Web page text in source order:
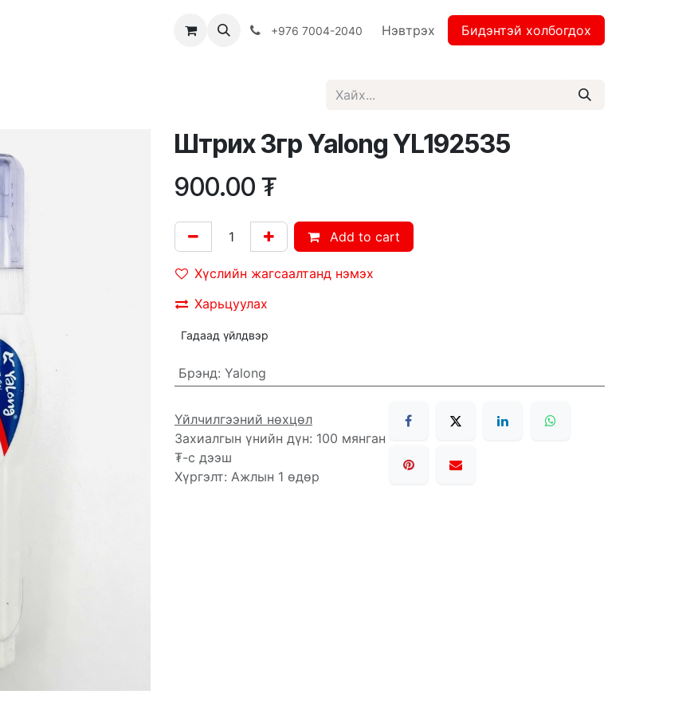
Хямдрал ♻️ Эко шогол+976 7004-2040 Нэвтрэх Бидэнтэй холбогдох
Штрих 3гр Yalong YL192535
900.00 ₮
Add to cart
Хүслийн жагсаалтанд нэмэх
Харьцуулах
Гадаад үйлдвэр
Брэнд: Yalong
Үйлчилгээний нөхцөл
Захиалгын үнийн дүн: 100 мянган
₮-с дээш
Хүргэлт: Ажлын 1 өдөр